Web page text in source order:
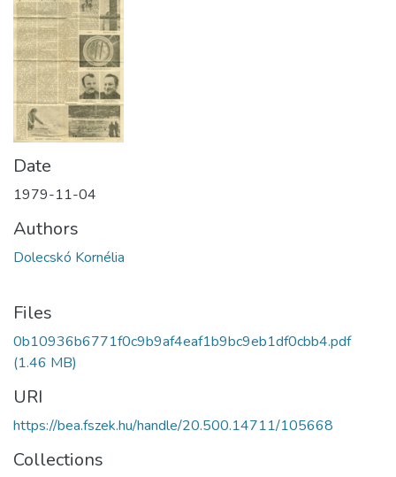
Date
1979-11-04
Authors
Dolecskó Kornélia
Files
0b10936b6771f0c9b9af4eaf1b9bc9eb1df0cbb4.pdf
(1.46 MB)
URI
https://bea.fszek.hu/handle/20.500.14711/105668
Collections